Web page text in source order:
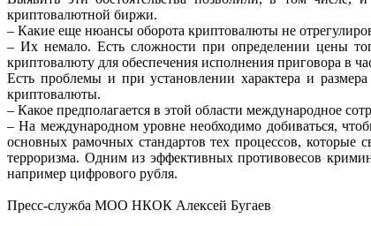
криптовалютной биржи.
– Какие еще нюансы оборота криптовалюты не
– Их немало. Есть сложности при определении цены
криптовалюту для обеспечения исполнения приговора в
Есть проблемы и при установлении характера и размера
криптовалюты.
– Какое предполагается в этой области международное
– На международном уровне необходимо добиваться,
основных рамочных стандартов тех процессов, которые
терроризма. Одним из эффективных противовесов
например цифрового рубля.
Пресс-служба МОО НКОК Алексей Бугаев